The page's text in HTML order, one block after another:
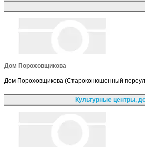
Дом Пороховщикова
Дом Пороховщикова (Староконюшенный
Культурные центры,